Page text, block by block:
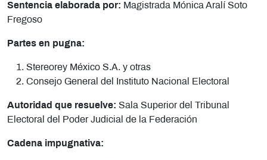
Sentencia elaborada por: Magistrada Mónica Aralí Soto
Fregoso
Partes en pugna:
Stereorey México S.A. y otras
Consejo General del Instituto Nacional Electoral
Autoridad que resuelve: Sala Superior del Tribunal
Electoral del Poder Judicial de la Federación
Cadena impugnativa: